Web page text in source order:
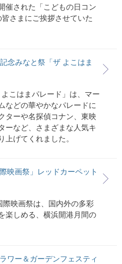
催された「こどもの日コン
さまにご挨拶させていた
念みなと祭「ザ よこはま
こはまパレード」は、マー
などの華やかなパレードに
ターや名探偵コナン、東映
ーなど、さまざまな人気キ
上げてくれました。
映画祭」レッドカーペット
映画祭は、国内外の多彩
楽しめる、横浜開港月間の
ワー＆ガーデンフェスティ